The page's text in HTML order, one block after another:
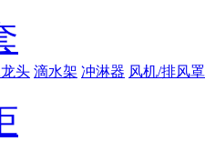
头 滴水架 冲淋器 风机/排风罩